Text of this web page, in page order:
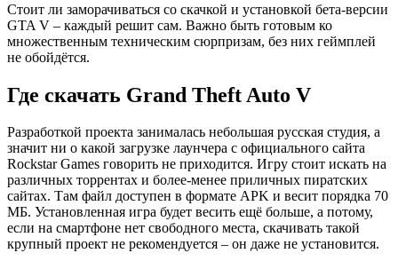
Стоит ли заморачиваться со скачкой и установкой бета-версии
GTA V – каждый решит сам. Важно быть готовым ко
множественным техническим сюрпризам, без них геймплей
не обойдётся.
Где скачать Grand Theft Auto V
Разработкой проекта занималась небольшая русская студия, а
значит ни о какой загрузке лаунчера с официального сайта
Rockstar Games говорить не приходится. Игру стоит искать на
различных торрентах и более-менее приличных пиратских
сайтах. Там файл доступен в формате APK и весит порядка 70
МБ. Установленная игра будет весить ещё больше, а потому,
если на смартфоне нет свободного места, скачивать такой
крупный проект не рекомендуется – он даже не установится.